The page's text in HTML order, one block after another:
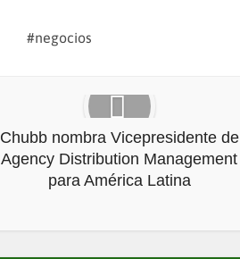
negocios
Chubb nombra Vicepresidente de
Agency Distribution Management
para América Latina